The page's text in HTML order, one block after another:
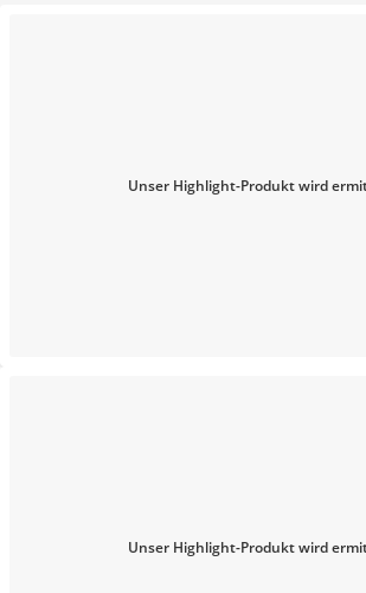
Unser Highlight-Produkt wird
Unser Highlight-Produkt wird